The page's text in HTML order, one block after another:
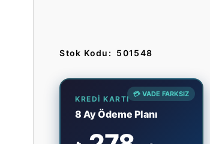
Stok Kodu: 501548
💳 VADE FARKSIZ
KREDI KARTI
8 Ay Ödeme Planı